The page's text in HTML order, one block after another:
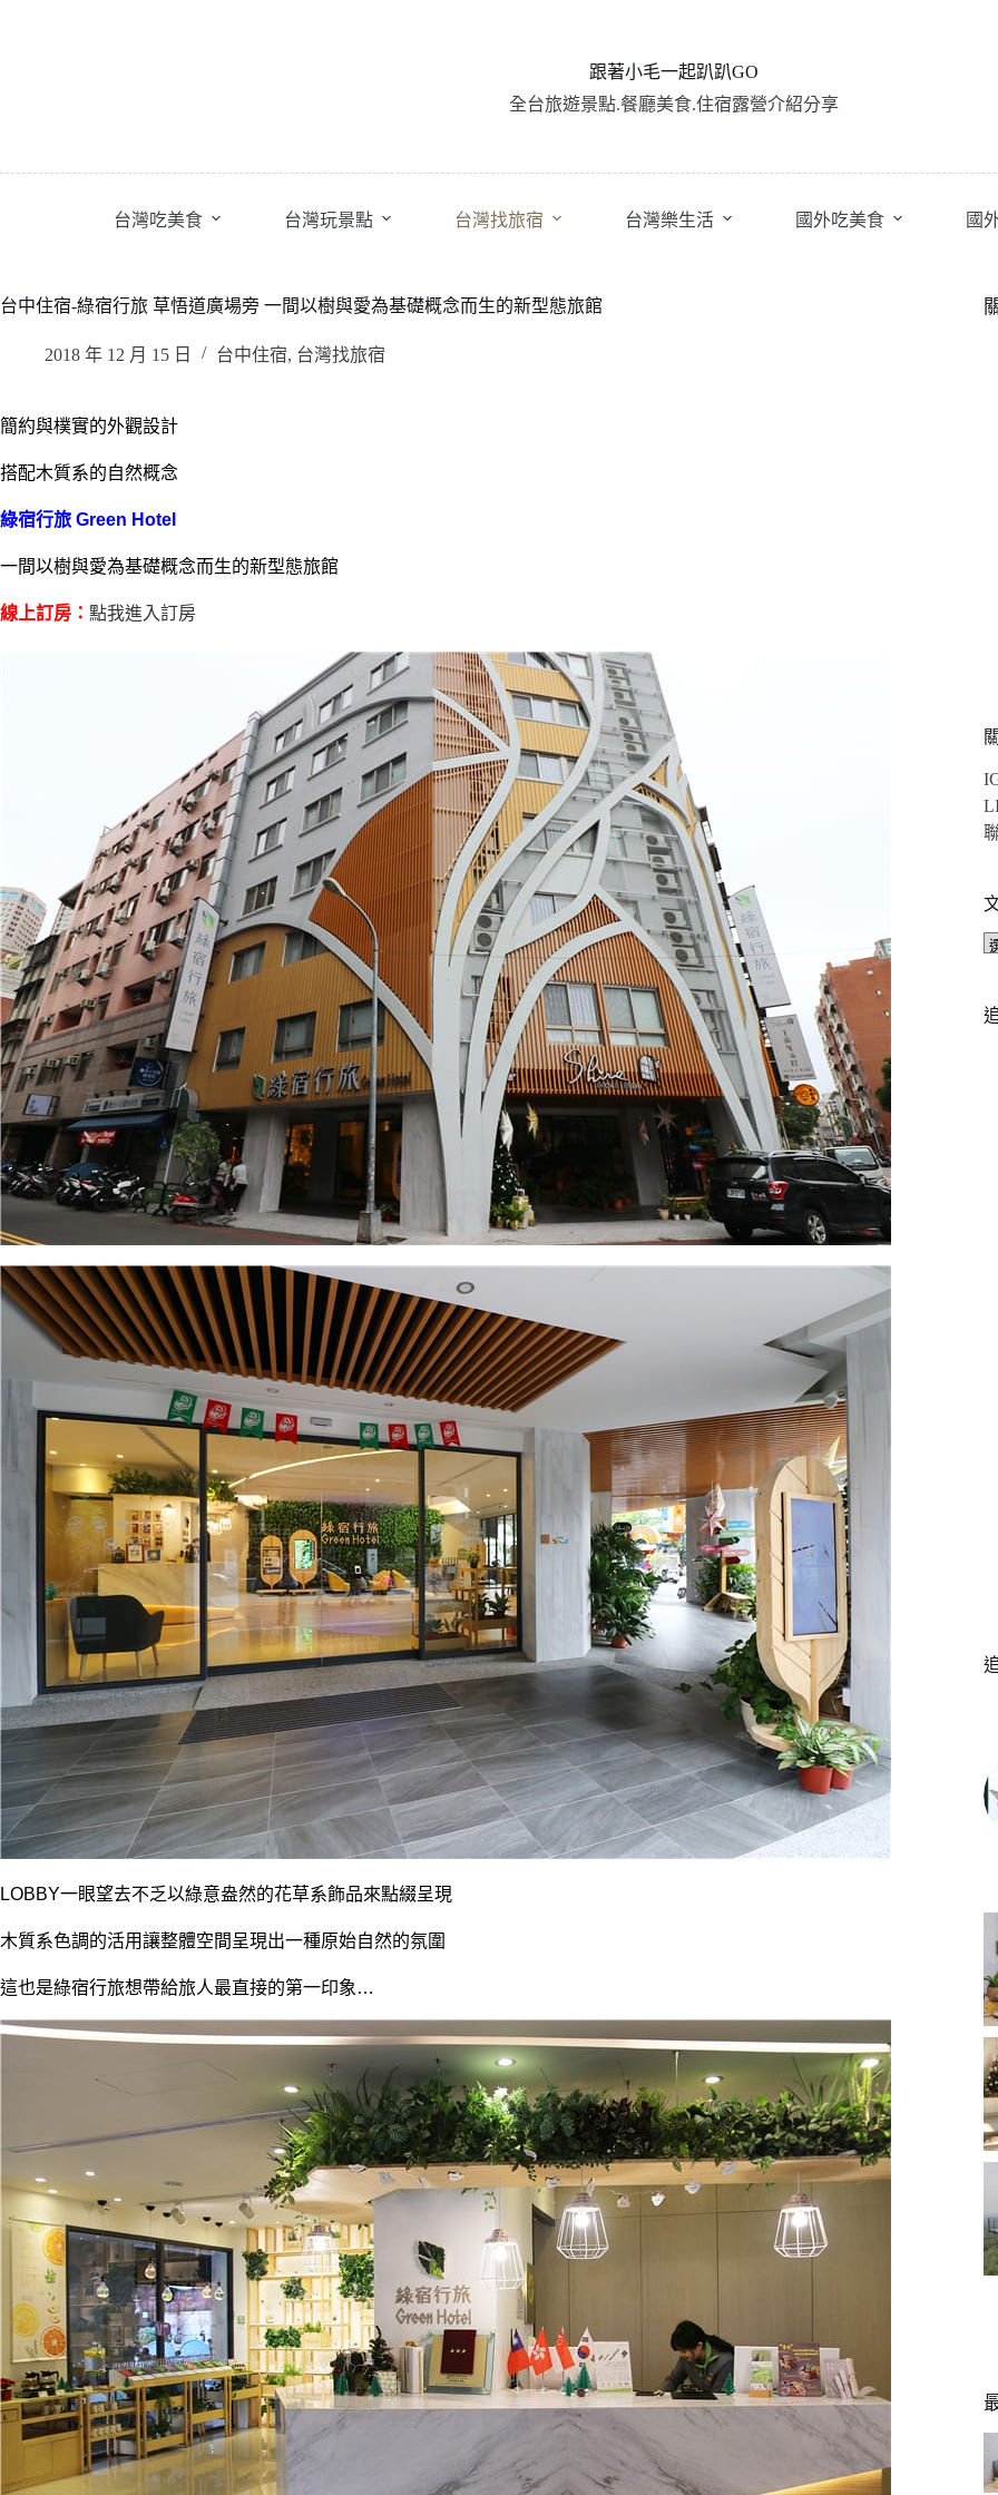
跟著小毛一起趴趴GO
全台旅遊景點.餐廳美食.住宿露營介紹分享
台灣吃美食 台灣玩景點 台灣找旅宿 台灣樂生活 國外吃美食 國
台中住宿-綠宿行旅 草悟道廣場旁 一間以樹與愛為基礎概念而生的新型態旅館
2018 年 12 月 15 日 台中住宿, 台灣找旅宿
簡約與樸實的外觀設計
搭配木質系的自然概念
綠宿行旅 Green Hotel
一間以樹與愛為基礎概念而生的新型態旅館
線上訂房： 點我進入訂房
LOBBY一眼望去不乏以綠意盎然的花草系飾品來點綴呈現
木質系色調的活用讓整體空間呈現出一種原始自然的氛圍
這也是綠宿行旅想帶給旅人最直接的第一印象…